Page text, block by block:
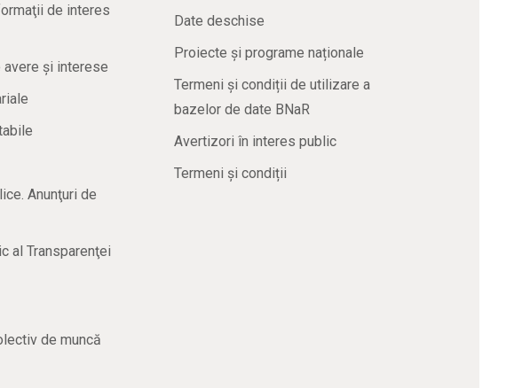
de interes
avere și interese
Anunţuri de
al Transparenţei
de muncă
Date deschise
Proiecte și programe naționale
Termeni și condiții de utilizare a
bazelor de date BNaR
Avertizori în interes public
Termeni și condiții